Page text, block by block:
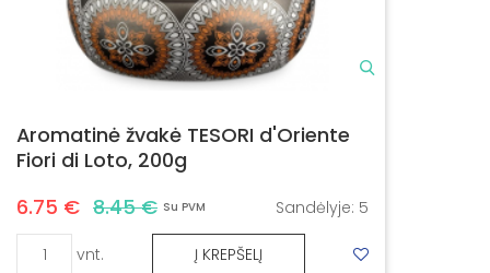
Aromatinė žvakė TESORI d'Oriente
Fiori di Loto, 200g
6.75 € 8.45 € Su PVM Sandėlyje: 5
vnt. Į KREPŠELĮ